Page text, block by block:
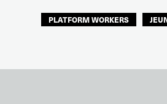
PLATFORM WORKERS